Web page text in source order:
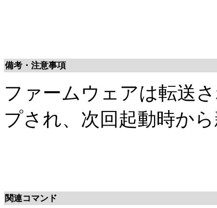
備考・注意事項
ファームウェアは転送
プされ、次回起動時か
関連コマンド